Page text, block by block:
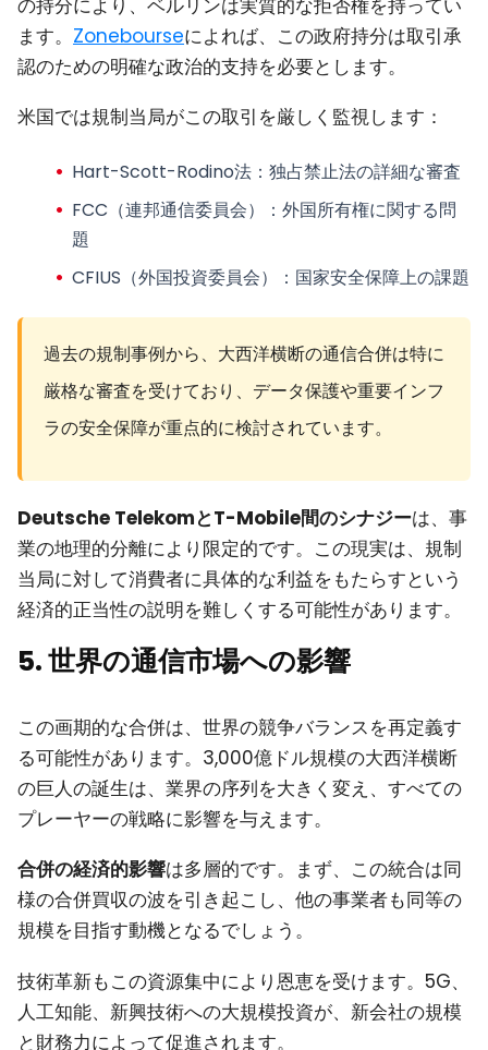
ます。 Zonebourseによれば、この政府持分は取引承
認のための明確な政治的支持を必要とします。
米国では規制当局がこの取引を厳しく監視します：
Hart-Scott-Rodino法：独占禁止法の詳細な審査
FCC（連邦通信委員会）
：外国所有権に関する問
題
CFIUS（外国投資委員会）
：国家安全保障上の課題
過去の規制事例から、大西洋横断の通信合併は特に
厳格な審査を受けており、データ保護や重要インフ
ラの安全保障が重点的に検討されています。
Deutsche TelekomとT-Mobile間のシナジーは、事
業の地理的分離により限定的です。この現実は、規制
当局に対して消費者に具体的な利益をもたらすという
経済的正当性の説明を難しくする可能性があります。
5. 世界の通信市場への影響
この画期的な合併は、世界の競争バランスを再定義す
る可能性があります。3,000億ドル規模の大西洋横断
の巨人の誕生は、業界の序列を大きく変え、すべての
プレーヤーの戦略に影響を与えます。
合併の経済的影響は多層的です。まず、この統合は同
様の合併買収の波を引き起こし、他の事業者も同等の
規模を目指す動機となるでしょう。
技術革新もこの資源集中により恩恵を受けます。5G、
人工知能、新興技術への大規模投資が、新会社の規模
と財務力によって促進されます。